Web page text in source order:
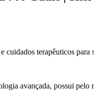
terapêuticos para
avançada, possui pelo